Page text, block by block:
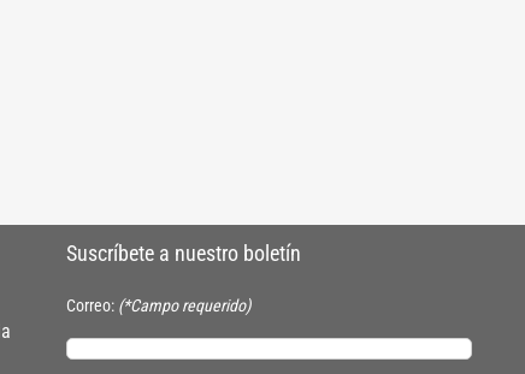
Suscríbete a nuestro boletín
Correo: (*Campo requerido)